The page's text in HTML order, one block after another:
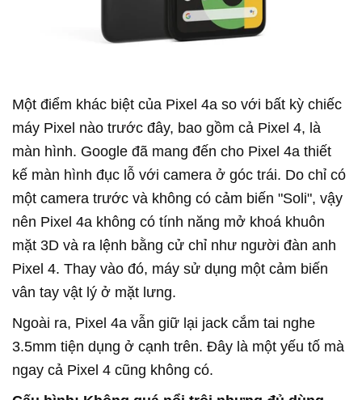
Một điểm khác biệt của Pixel 4a so với bất kỳ chiếc
máy Pixel nào trước đây, bao gồm cả Pixel 4, là
màn hình. Google đã mang đến cho Pixel 4a thiết
kế màn hình đục lỗ với camera ở góc trái. Do chỉ có
một camera trước và không có cảm biến "Soli", vậy
nên Pixel 4a không có tính năng mở khoá khuôn
mặt 3D và ra lệnh bằng cử chỉ như người đàn anh
Pixel 4. Thay vào đó, máy sử dụng một cảm biến
vân tay vật lý ở mặt lưng.
Ngoài ra, Pixel 4a vẫn giữ lại jack cắm tai nghe
3.5mm tiện dụng ở cạnh trên. Đây là một yếu tố mà
ngay cả Pixel 4 cũng không có.